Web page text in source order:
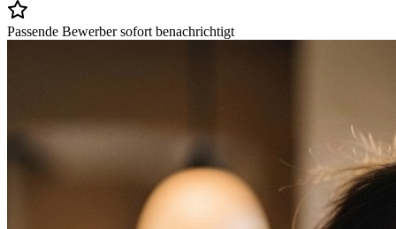
Passende Bewerber sofort benachrichtigt